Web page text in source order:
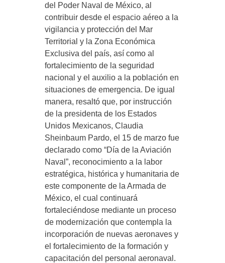
del Poder Naval de México, al
contribuir desde el espacio aéreo a la
vigilancia y protección del Mar
Territorial y la Zona Económica
Exclusiva del país, así como al
fortalecimiento de la seguridad
nacional y el auxilio a la población en
situaciones de emergencia. De igual
manera, resaltó que, por instrucción
de la presidenta de los Estados
Unidos Mexicanos, Claudia
Sheinbaum Pardo, el 15 de marzo fue
declarado como “Día de la Aviación
Naval”, reconocimiento a la labor
estratégica, histórica y humanitaria de
este componente de la Armada de
México, el cual continuará
fortaleciéndose mediante un proceso
de modernización que contempla la
incorporación de nuevas aeronaves y
el fortalecimiento de la formación y
capacitación del personal aeronaval.